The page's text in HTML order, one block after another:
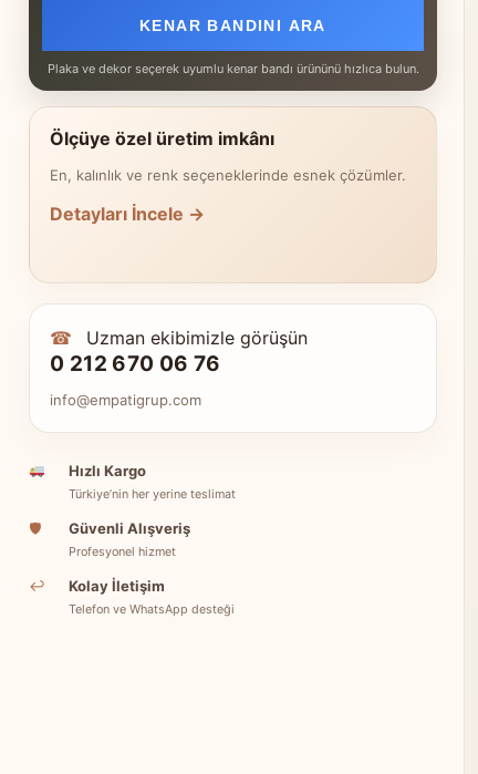
KENAR BANDINI ARA
Plaka ve dekor seçerek uyumlu kenar bandı ürününü hızlıca bulun.
Ölçüye özel üretim imkânı
En, kalınlık ve renk seçeneklerinde esnek çözümler.
Detayları İncele →
☎ Uzman ekibimizle görüşün
0 212 670 06 76
info@empatigrup.com
Hızlı Kargo
Türkiye’nin her yerine teslimat
🛡 Güvenli Alışveriş
Profesyonel hizmet
↩ Kolay İletişim
Telefon ve WhatsApp desteği